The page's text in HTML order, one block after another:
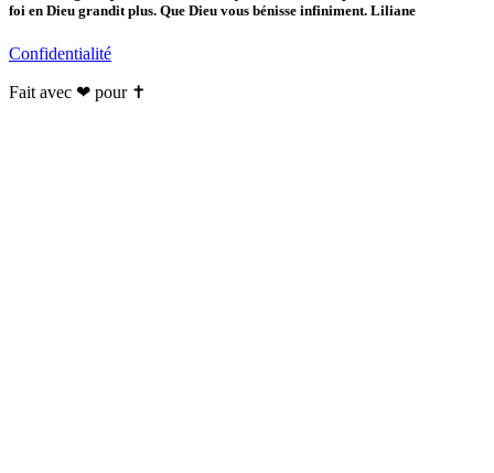
foi en Dieu grandit plus. Que Dieu vous bénisse infiniment. Liliane
Confidentialité
Fait avec ❤ pour ✝️️